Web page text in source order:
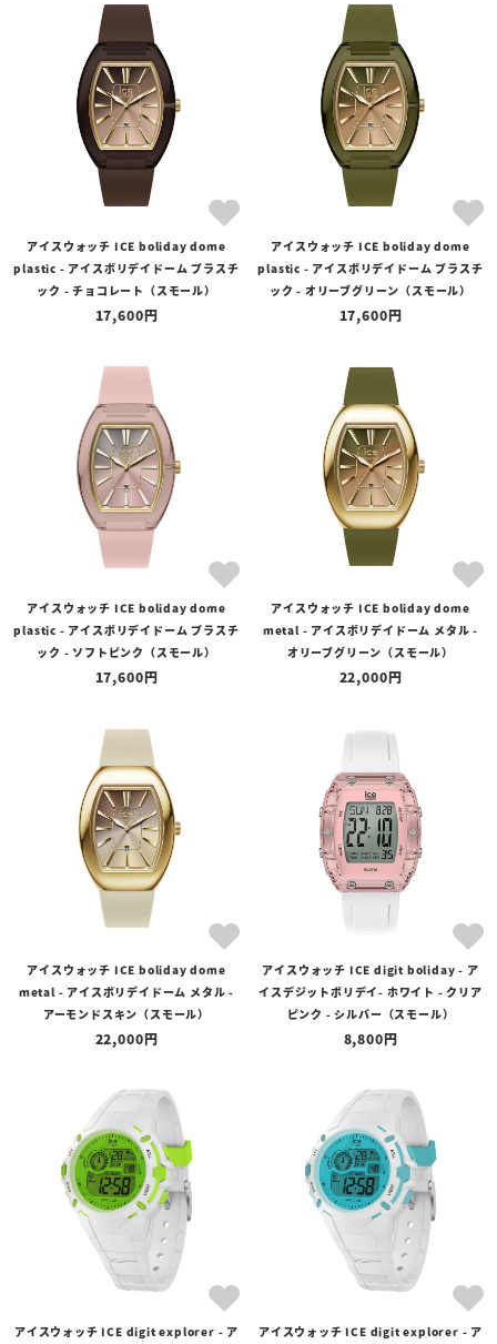
アイスウォッチ ICE boliday dome
plastic - アイスボリデイドーム プラスチ
ック - チョコレート（スモール）
17,600
アイスウォッチ ICE boliday dome
plastic - アイスボリデイドーム プラスチ
ック - オリーブグリーン（スモール）
17,600
アイスウォッチ ICE boliday dome
plastic - アイスボリデイドーム プラスチ
ック - ソフトピンク（スモール）
17,600
アイスウォッチ ICE boliday dome
metal - アイスボリデイドーム メタル -
オリーブグリーン（スモール）
22,000
アイスウォッチ ICE boliday dome
metal - アイスボリデイドーム メタル -
アーモンドスキン（スモール）
22,000
アイスウォッチ ICE digit boliday - ア
イスデジットボリデイ- ホワイト - クリア
ピンク - シルバー（スモール）
8,800
アイスウォッチ ICE digit explorer - ア アイスウォッチ ICE digit explorer - ア